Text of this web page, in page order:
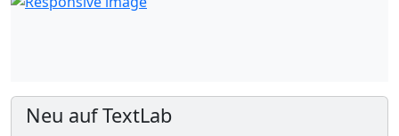
Neu auf TextLab